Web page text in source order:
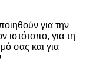
για την
ιστότοπο, για τη
σας και για